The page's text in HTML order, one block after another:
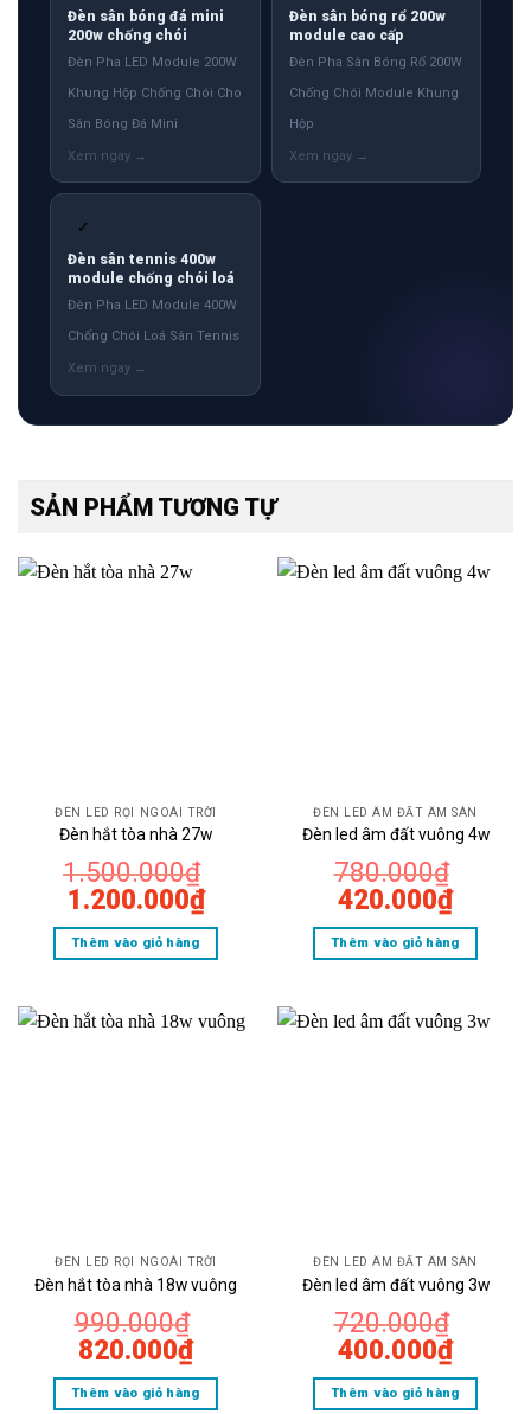
Đèn sân bóng đá mini
200w chống chói
Đèn Pha LED Module 200W
Khung Hộp Chống Chói Cho
Sân Bóng Đá Mini
Đèn sân bóng rổ 200w
module cao cấp
Đèn Pha Sân Bóng Rổ 200W
Chống Chói Module Khung
Hộp
✓
Đèn sân tennis 400w
module chống chói loá
Đèn Pha LED Module 400W
Chống Chói Loá Sân Tennis
SẢN PHẨM TƯƠNG TỰ
ĐÈN LED RỌI NGOÀI TRỜI
Đèn hắt tòa nhà 27w
1.500.000₫
Giá
gốc
là:
1.200.000₫Giá
hiện
tại
1.200.000₫.
Thêm vào giỏ hàng
ĐÈN LED ÂM ĐẤT ÂM SÀN
Đèn led âm đất vuông 4w
780.000₫
Giá
gốc
là:
420.000₫Giá
hiện
tại
Thêm vào giỏ hàng
ĐÈN LED RỌI NGOÀI TRỜI
Đèn hắt tòa nhà 18w vuông
990.000₫
Giá
gốc
là:
820.000₫Giá
hiện
tại
Thêm vào giỏ hàng
ĐÈN LED ÂM ĐẤT ÂM SÀN
Đèn led âm đất vuông 3w
720.000₫
Giá
gốc
là:
400.000₫Giá
hiện
tại
Thêm vào giỏ hàng